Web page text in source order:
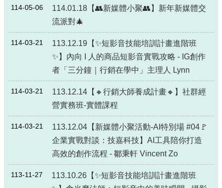
語
Facebook
及
策
114-05-06
114.01.18【👥新媒體小聚👥】新年新媒體交
流派對🎄
114-03-21
113.12.19【✨短影音技能培訓計畫進階班
✨】內向 I 人的商品短影音實戰攻略 - IG創作
者「三分鐘｜行銷在學中」主理人 Lynn
114-03-21
113.12.14【🔸行銷大師養成計畫🔸】社群經
營實務班-實體課程
114-03-21
113.12.04【新媒體小聚活動-AI特別場 #04🚩
企業實戰對談：技嘉科技】AI工具陪你打造
高效的創作流程 - 鄒秉軒 Vincent Zo
113-11-27
113.10.26【✨短影音技能培訓計畫進階班